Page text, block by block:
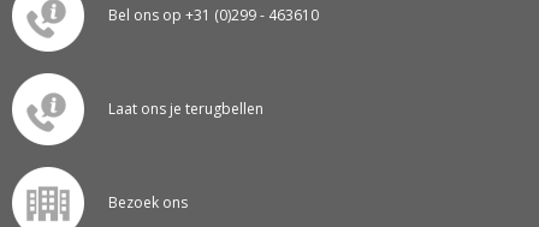
Bel ons op +31 (0)299 - 463610
Laat ons je terugbellen
Bezoek ons